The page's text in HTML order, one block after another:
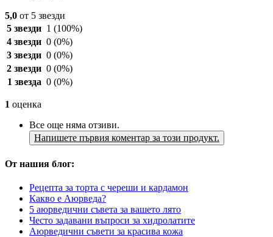
5,0 от 5 звезди
5 звезди 1 (100%)
4 звезди 0 (0%)
3 звезди 0 (0%)
2 звезди 0 (0%)
1 звезда 0 (0%)
1 оценка
Все още няма отзиви.
Напишете първия коментар за този продукт.
От нашия блог:
Рецепта за торта с череши и кардамон
Какво е Аюрведа?
5 аюрведични съвета за вашето лято
Често задавани въпроси за хидролатите
Аюрведични съвети за красива кожа